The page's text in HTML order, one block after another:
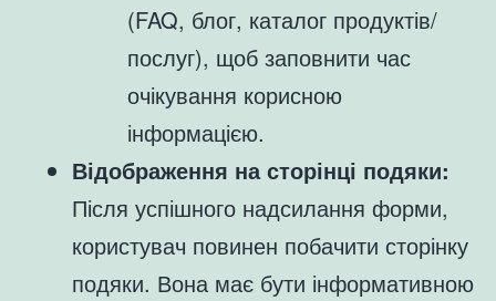
(FAQ, блог, каталог продуктів/
послуг), щоб заповнити час
очікування корисною
інформацією.
Відображення на сторінці подяки:
Після успішного надсилання форми,
користувач повинен побачити сторінку
подяки. Вона має бути інформативною